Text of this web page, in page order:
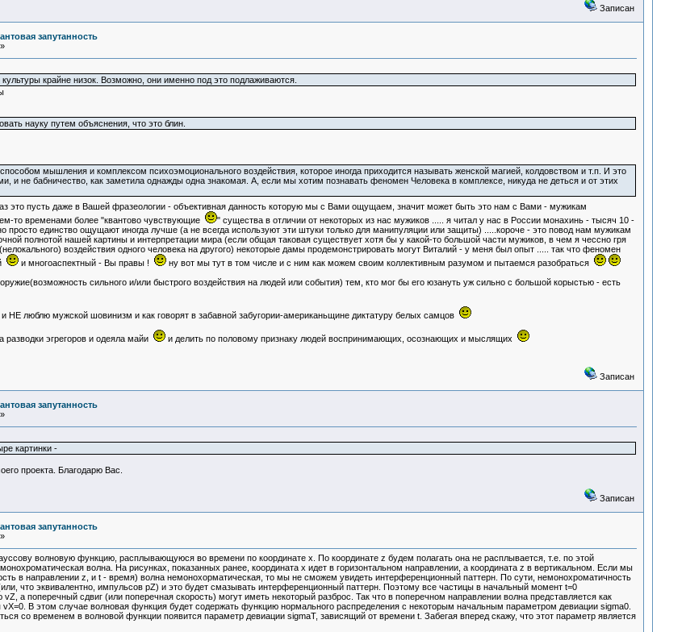
Записан
запутанность
крайне низок. Возможно, они именно под это подлаживаются.
науку путем объяснения, что это блин.
мышления и комплексом психоэмоционального воздействия, которое иногда приходится называть женской магией, колдовством и т.п. И это
и не бабничество, как заметила однажды одна знакомая. А, если мы хотим познавать феномен Человека в комплексе, никуда не деться и от этих
это пусть даже в Вашей фразеологии - объективная данность которую мы с Вами ощущаем, значит может быть это нам с Вами - мужикам
то временами более "квантово чувствующие
" существа в отличии от некоторых из нас мужиков ..... я читал у нас в России монахинь - тысяч 10 -
просто единство ощущают иногда лучше (а не всегда используют эти штуки только для манипуляции или защиты) .....короче - это повод нам мужикам
полнотой нашей картины и интерпретации мира (если общая таковая существует хотя бы у какой-то большой части мужиков, в чем я чессно гря
воздействия одного человека на другого) некоторые дамы продемонстрировать могут Виталий - у меня был опыт ..... так что феномен
и многоаспектный - Вы правы !
ну вот мы тут в том числе и с ним как можем своим коллективным разумом и пытаемся разобраться
сильного и/или быстрого воздействия на людей или события) тем, кто мог бы его юзануть уж сильно с большой корыстью - есть
люблю мужской шовинизм и как говорят в забавной забугории-американьщине диктатуру белых самцов
разводки эгрегоров и одеяла майи и делить по половому признаку людей воспринимающих, осознающих и мыслящих
Записан
запутанность
картинки -
проекта. Благодарю Вас.
Записан
запутанность
волновую функцию, расплывающуюся во времени по координате х. По координате z будем полагать она не расплывается, т.е. по этой
волна. На рисунках, показанных ранее, координата х идет в горизонтальном направлении, а координата z в вертикальном. Если мы
в направлении z, и t - время) волна немонохорматическая, то мы не сможем увидеть интерференционный паттерн. По сути, немонохроматичность
что эквивалентно, импульсов pZ) и это будет смазывать интерференционный паттерн. Поэтому все частицы в начальный момент t=0
а поперечный сдвиг (или поперечная скорость) могут иметь некоторый разброс. Так что в поперечном направлении волна представляется как
vX=0. В этом случае волновая функция будет содержать функцию нормального распределения с некоторым начальным параметром девиации sigma0.
со временем в волновой функции появится параметр девиации sigmaT, зависящий от времени t. Забегая вперед скажу, что этот параметр является